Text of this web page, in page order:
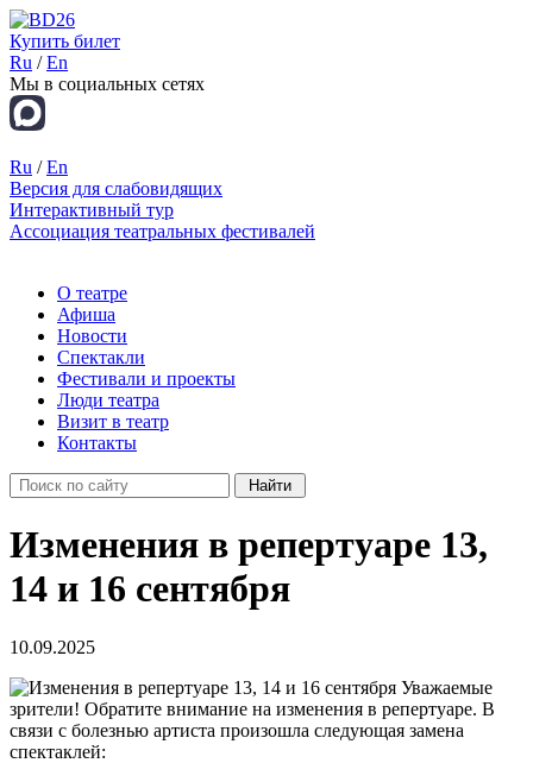
Купить билет
Ru /En
Мы в социальных сетях
Ru / En
Версия для слабовидящих
Интерактивный тур
Ассоциация театральных фестивалей
О театре
Афиша
Новости
Спектакли
Фестивали и проекты
Люди театра
Визит в театр
Контакты
Изменения в репертуаре 13,
14 и 16 сентября
10.09.2025
Уважаемые
зрители! Обратите внимание на изменения в репертуаре. В
связи с болезнью артиста произошла следующая замена
спектаклей: